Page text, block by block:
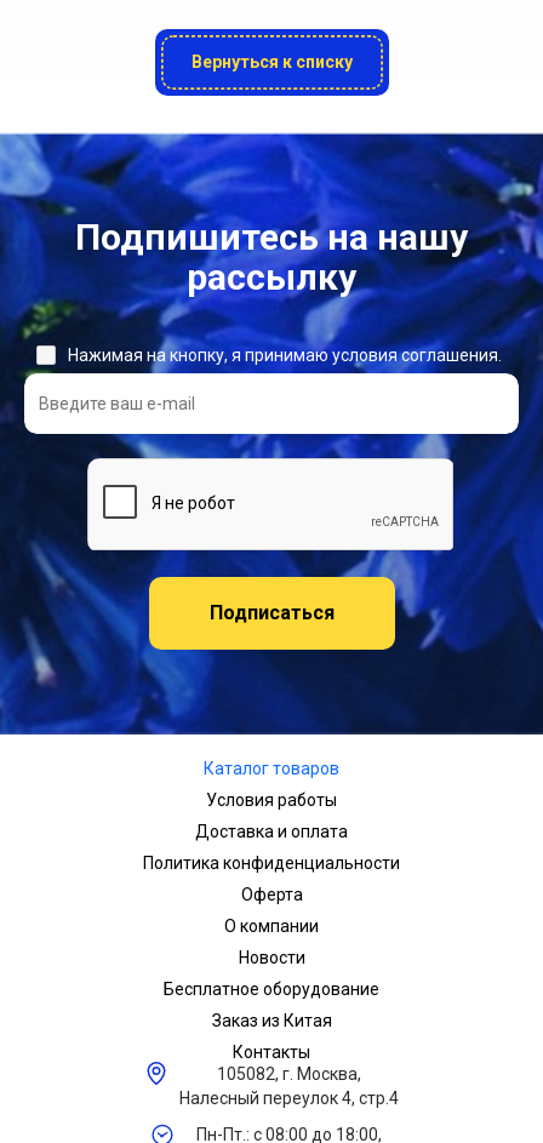
Вернуться к списку
Подпишитесь на нашу
рассылку
Подписаться
Нажимая на кнопку, я принимаю условия соглашения.
Каталог товаров
Условия работы
Доставка и оплата
Политика конфиденциальности
Оферта
О компании
Новости
Бесплатное оборудование
Заказ из Китая
Контакты
105082, г. Москва,
Налесный переулок 4, стр.4
Пн-Пт.: с 08:00 до 18:00,